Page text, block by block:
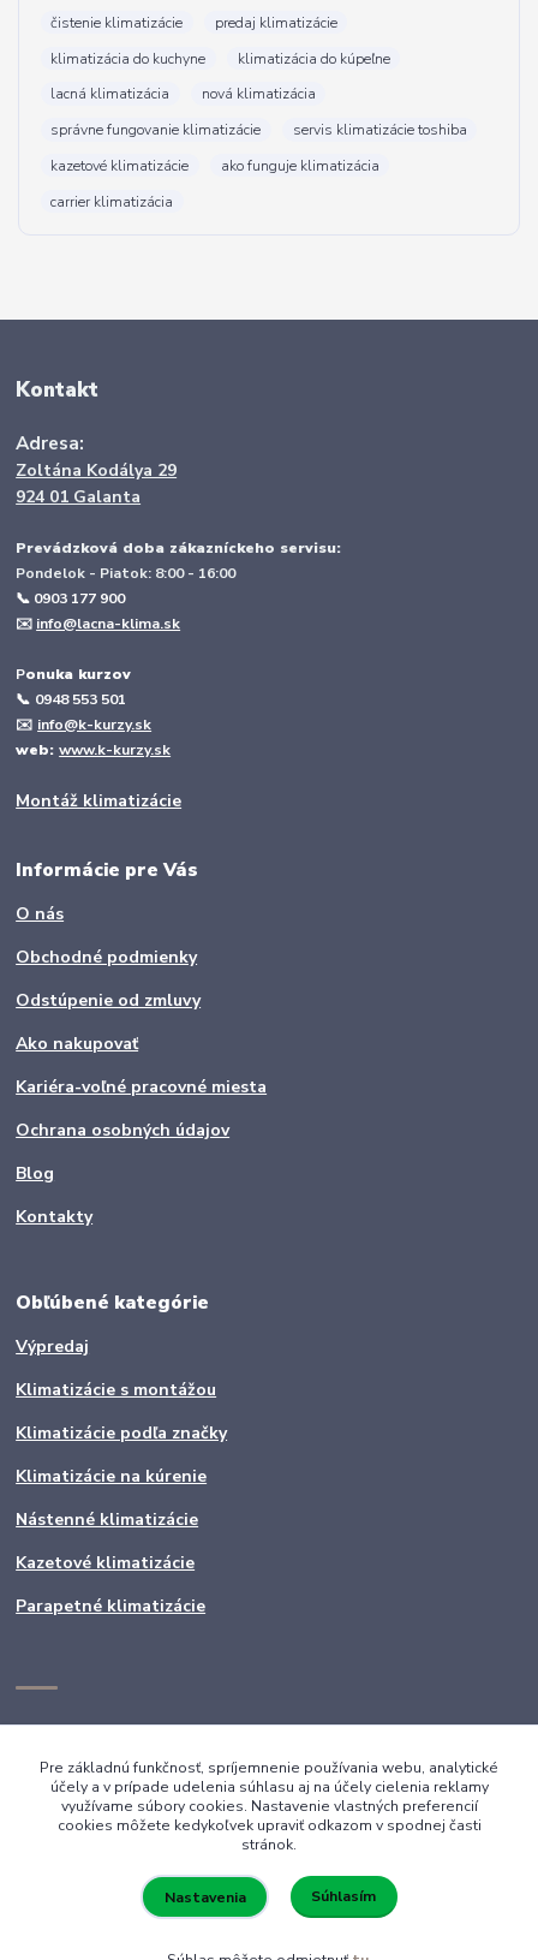
čistenie klimatizácie
predaj klimatizácie
klimatizácia do kuchyne
klimatizácia do kúpeľne
lacná klimatizácia
nová klimatizácia
správne fungovanie klimatizácie
servis klimatizácie toshiba
kazetové klimatizácie
ako funguje klimatizácia
carrier klimatizácia
Kontakt
Adresa:
Zoltána Kodálya 29
924 01 Galanta
Prevádzková doba zákazníckeho servisu:
Pondelok - Piatok: 8:00 - 16:00
📞 0903 177 900
✉️ info@lacna-klima.sk
Ponuka kurzov
📞 0948 553 501
✉️ info@k-kurzy.sk
web:www.k-kurzy.sk
Montáž klimatizácie
Informácie pre Vás
O nás
Obchodné podmienky
Odstúpenie od zmluvy
Ako nakupovať
Kariéra-voľné pracovné miesta
Ochrana osobných údajov
Blog
Kontakty
Obľúbené kategórie
Výpredaj
Klimatizácie s montážou
Klimatizácie podľa značky
Klimatizácie na kúrenie
Nástenné klimatizácie
Kazetové klimatizácie
Parapetné klimatizácie
Pre základnú funkčnosť, spríjemnenie používania webu, analytické
účely a v prípade udelenia súhlasu aj na účely cielenia reklamy
využívame súbory cookies. Nastavenie vlastných preferencií
cookies môžete kedykoľvek upraviť odkazom v spodnej časti
stránok.
Nastavenia Súhlasím